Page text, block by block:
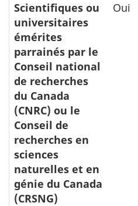
Scientifiques ou
universitaires
émérites
parrainés par le
Conseil national
de recherches
du Canada
(CNRC) ou le
Conseil de
recherches en
sciences
naturelles et en
génie du Canada
(CRSNG)
Oui